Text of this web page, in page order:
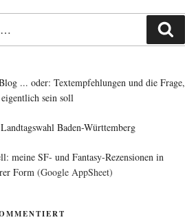
... oder: Textempfehlungen und die Frage,
sein soll
Baden-Württemberg
meine SF- und Fantasy-Rezensionen in
Form (Google AppSheet)